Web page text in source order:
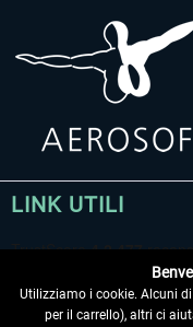
LINK UTILI
Utilizziamo i cookie. Alcuni
per il carrello), altri ci